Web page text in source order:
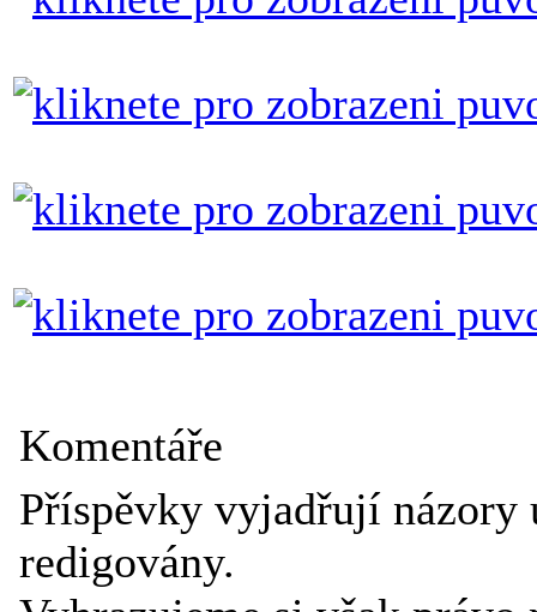
Komentáře
Příspěvky vyjadřují názory
redigovány.